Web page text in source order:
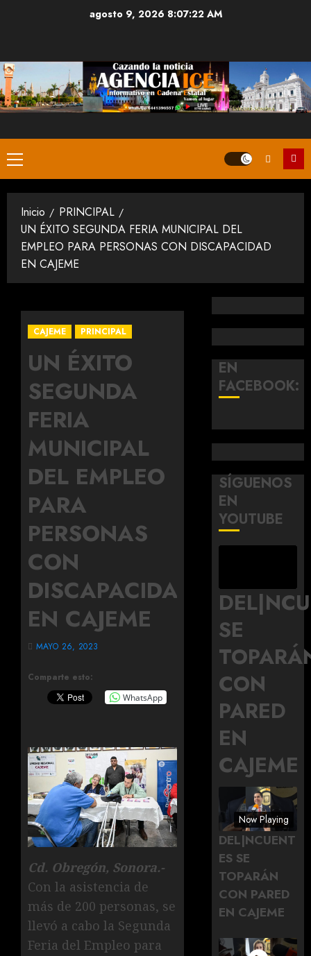
agosto 9, 2026 8:07:22 AM
Menú
principal
Inicio
PRINCIPAL
UN ÉXITO SEGUNDA FERIA MUNICIPAL DEL
EMPLEO PARA PERSONAS CON DISCAPACIDAD
EN CAJEME
CAJEME PRINCIPAL
UN ÉXITO
SEGUNDA
FERIA
MUNICIPAL
DEL EMPLEO
PARA
PERSONAS
CON
DISCAPACIDAD
EN CAJEME
Comparte esto:
WhatsApp
MAYO 26, 2023
Cd. Obregón, Sonora.-
Con la asistencia de
más de 200 personas, se
llevó a cabo la Segunda
Feria del Empleo para
EN
FACEBOOK:
SÍGUENOS
EN
YOUTUBE
SE
CON
PARED
EN
CAJEME
Now Playing
DEL|NCUENT
ES SE
TOPARÁN
CON PARED
EN CAJEME